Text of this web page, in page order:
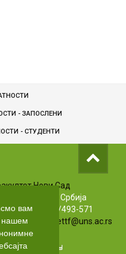
вам
нашем
- ЗАПОСЛЕНИ
- СТУДЕНТИ
Нови Сад
Нови Сад, Србија
3619 | (0)63/493-571
Е-маил:
markettf@uns.ac.rs